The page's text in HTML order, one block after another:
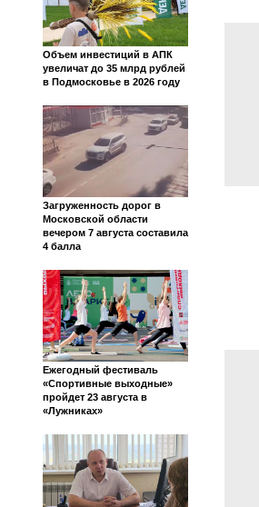
Объем инвестиций в АПК
увеличат до 35 млрд рублей
в Подмосковье в 2026 году
Загруженность дорог в
Московской области
вечером 7 августа составила
4 балла
Ежегодный фестиваль
«Спортивные выходные»
пройдет 23 августа в
«Лужниках»